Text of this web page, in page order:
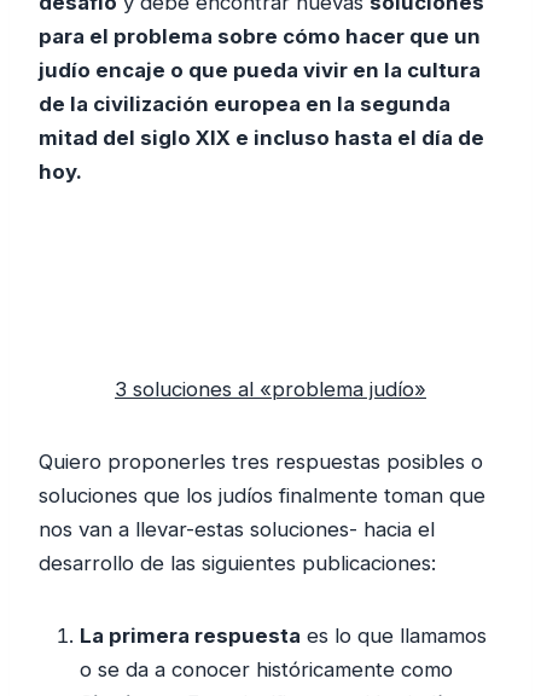
para el problema sobre cómo hacer que un
judío encaje o que pueda vivir en la cultura
de la civilización europea en la segunda
mitad del siglo XIX e incluso hasta el día de
hoy.
3 soluciones al «problema judío»
Quiero proponerles tres respuestas posibles o
soluciones que los judíos finalmente toman que
nos van a llevar-estas soluciones- hacia el
desarrollo de las siguientes publicaciones:
La primera respuesta es lo que llamamos
o se da a conocer históricamente como